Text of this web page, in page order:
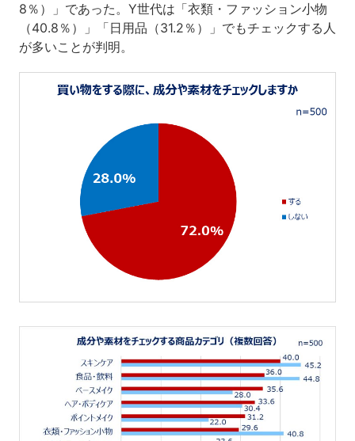
8％）」であった。Y世代は「衣類・ファッション小物
（40.8％）」「日用品（31.2％）」でもチェックする人
が多いことが判明。